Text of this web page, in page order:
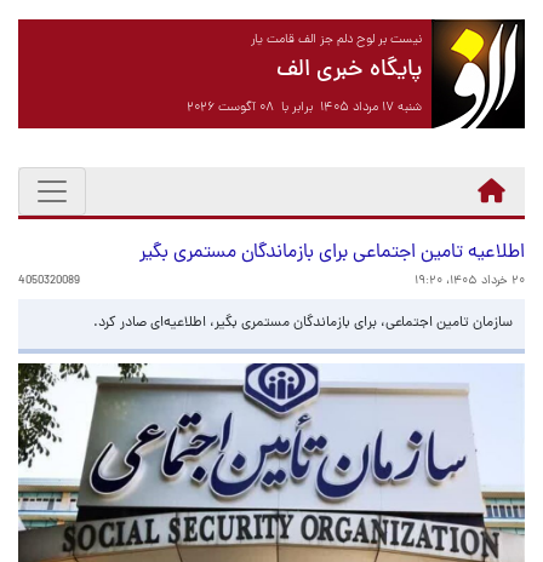
نیست بر لوح دلم جز الف قامت یار
پایگاه خبری الف
شنبه ۱۷ مرداد ۱۴۰۵ برابر با ۰۸ آگوست ۲۰۲۶
اطلاعیه تامین اجتماعی برای بازماندگان مستمری بگیر
۲۰ خرداد ۱۴۰۵، ۱۹:۲۰ 4050320089
سازمان تامین اجتماعی، برای بازماندگان مستمری بگیر، اطلاعیه‌ای صادر کرد.